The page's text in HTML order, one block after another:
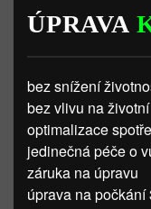
ÚPRAVA
bez snížení
bez vlivu na
optimalizace
jedinečná péče o
záruka na úpravu
úprava na počkání